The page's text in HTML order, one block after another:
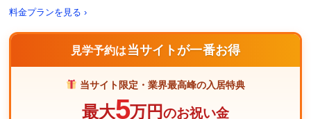
料金プランを見る ›
見学予約は当サイトが一番お得
当サイト限定・業界最高峰の入居特典
最大5万円のお祝い金